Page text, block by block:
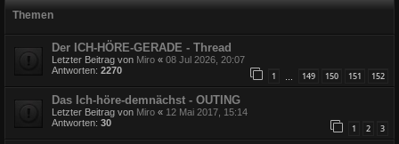
Themen
Der ICH-HÖRE-GERADE - Thread
Letzter Beitrag von Miro « 08 Jul 2026, 20:07
Antworten: 2270 1 149 150 151 152
Das Ich-höre-demnächst - OUTING
Letzter Beitrag von Miro « 12 Mai 2017, 15:14
Antworten: 30 1 2 3